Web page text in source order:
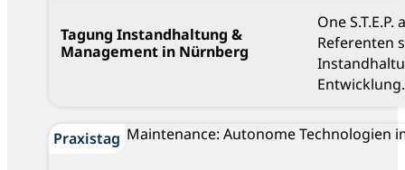
Tagung Instandhaltung &
Management in Nürnberg
One
Referenten
Praxistag